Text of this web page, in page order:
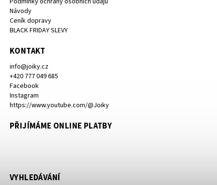
Návody
Ceník dopravy
BLACK FRIDAY SLEVY
KONTAKT
info@joiky.cz
+420 777 049 685
Facebook
Instagram
https://www.youtube.com/@Joiky
PŘIJÍMÁME ONLINE PLATBY
VYHLEDÁVÁNÍ